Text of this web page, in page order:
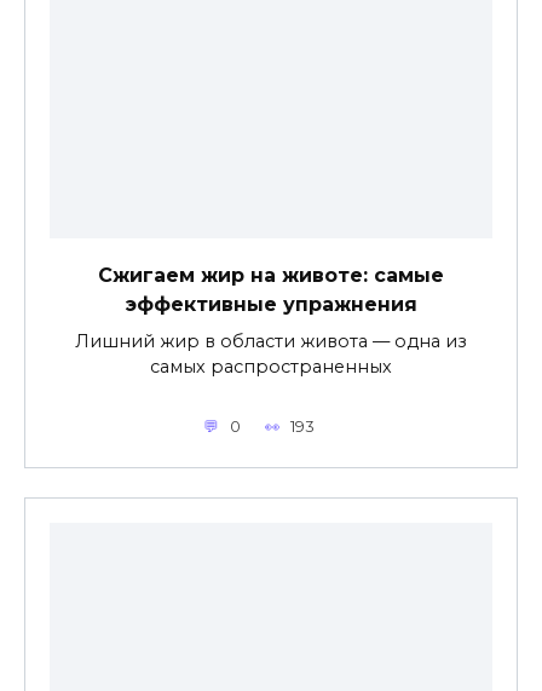
Сжигаем жир на животе: самые
эффективные упражнения
Лишний жир в области живота — одна из
самых распространенных
0 193